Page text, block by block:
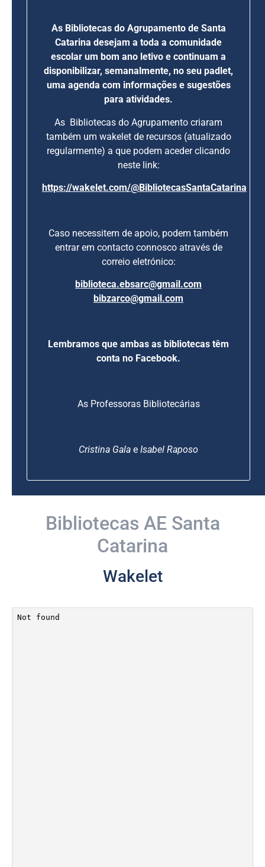
As Bibliotecas do Agrupamento de Santa
Catarina desejam a toda a comunidade
escolar um bom ano letivo e continuam a
disponibilizar, semanalmente, no seu padlet,
uma agenda com informações e sugestões
para atividades.
As Bibliotecas do Agrupamento criaram
também um wakelet de recursos (atualizado
regularmente) a que podem aceder clicando
neste link:
https://wakelet.com/@BibliotecasSantaCatarina
Caso necessitem de apoio, podem também
entrar em contacto connosco através de
correio eletrónico:
biblioteca.ebsarc@gmail.com
bibzarco@gmail.com
Lembramos que ambas as bibliotecas têm
conta no Facebook.
As Professoras Bibliotecárias
Cristina Gala e Isabel Raposo
Bibliotecas AE Santa
Catarina
Wakelet